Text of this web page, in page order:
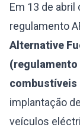
Em 13 de abril
regulamento
Alternative
implantação
veículos